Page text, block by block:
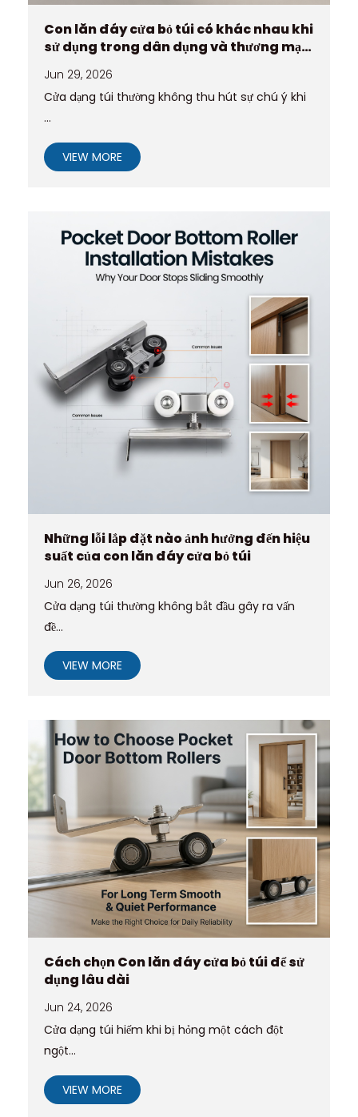
Con lăn đáy cửa bỏ túi có khác nhau khi
sử dụng trong dân dụng và thương mại
Jun 29, 2026
Cửa dạng túi thường không thu hút sự chú ý khi
...
VIEW MORE
Những lỗi lắp đặt nào ảnh hưởng đến hiệu
suất của con lăn đáy cửa bỏ túi
Jun 26, 2026
Cửa dạng túi thường không bắt đầu gây ra vấn
đề...
VIEW MORE
Cách chọn Con lăn đáy cửa bỏ túi để sử
dụng lâu dài
Jun 24, 2026
Cửa dạng túi hiếm khi bị hỏng một cách đột
ngột...
VIEW MORE